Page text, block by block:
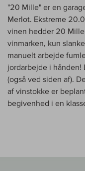
"20 Mille" er en
Merlot. Ekstreme
vinen hedder 20
vinmarken, kun
manuelt arbejde
jordarbejde i hånden!
(også ved siden af).
af vinstokke er
begivenhed i en